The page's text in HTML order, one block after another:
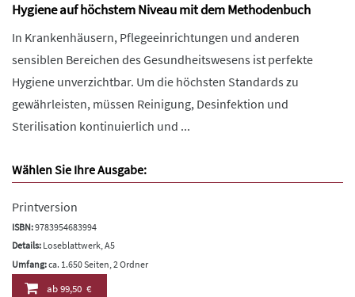
Hygiene auf höchstem Niveau mit dem Methodenbuch
In Krankenhäusern, Pflegeeinrichtungen und anderen
sensiblen Bereichen des Gesundheitswesens ist perfekte
Hygiene unverzichtbar. Um die höchsten Standards zu
gewährleisten, müssen Reinigung, Desinfektion und
Sterilisation kontinuierlich und ...
Wählen Sie Ihre Ausgabe:
Printversion
ISBN:9783954683994
Details: Loseblattwerk, A5
Umfang:ca. 1.650 Seiten, 2 Ordner
ab99,50 €